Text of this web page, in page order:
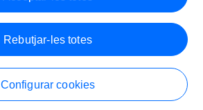
Configurar cookies
Rebutjar-les totes